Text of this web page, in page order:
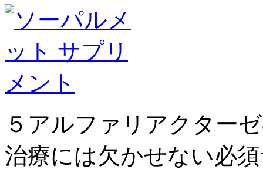
５アルファリアクター
治療には欠かせない必